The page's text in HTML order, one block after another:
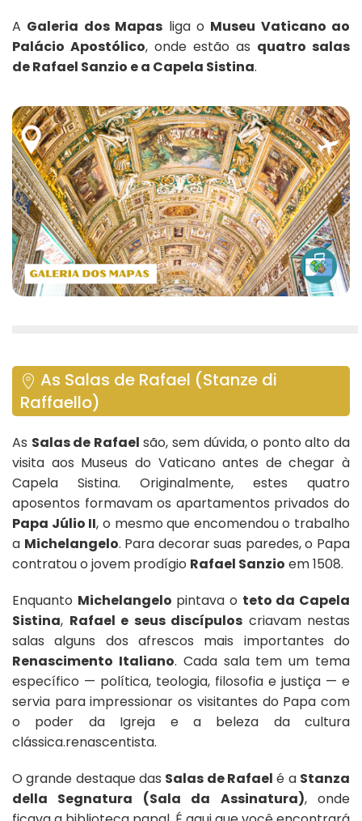
A Galeria dos Mapas liga o Museu Vaticano ao
Palácio Apostólico, onde estão as quatro salas
de Rafael Sanzio e a Capela Sistina.
As Salas de Rafael (Stanze di
Raffaello)
As Salas de Rafael são, sem dúvida, o ponto alto da
visita aos Museus do Vaticano antes de chegar à
Capela Sistina. Originalmente, estes quatro
aposentos formavam os apartamentos privados do
Papa Júlio II, o mesmo que encomendou o trabalho
a Michelangelo. Para decorar suas paredes, o Papa
contratou o jovem prodígio Rafael Sanzio em 1508.
Enquanto Michelangelo pintava o teto da Capela
Sistina, Rafael e seus discípulos criavam nestas
salas alguns dos afrescos mais importantes do
Renascimento Italiano. Cada sala tem um tema
específico — política, teologia, filosofia e justiça — e
servia para impressionar os visitantes do Papa com
o poder da Igreja e a beleza da cultura
clássica.renascentista.
O grande destaque das Salas de Rafael é a Stanza
della Segnatura (Sala da Assinatura), onde